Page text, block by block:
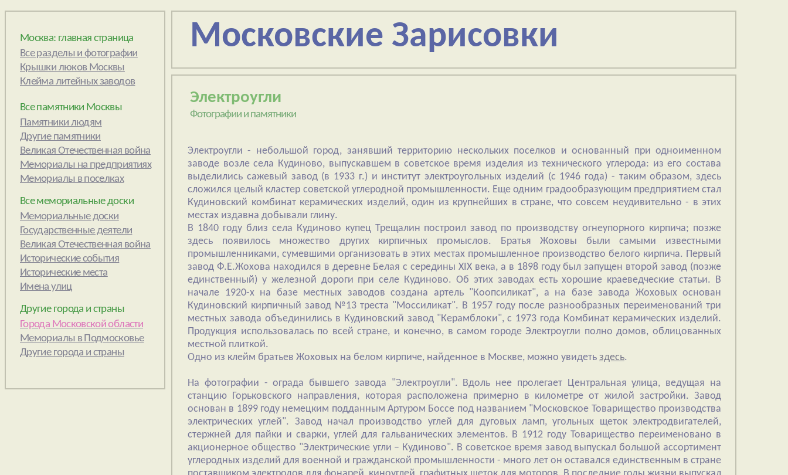
Москва: главная страница
Все памятники Москвы
Все мемориальные доски
Другие города и страны
Московские Зарисовки
Электроугли
Фотографии и памятники
Электроугли - небольшой город, занявший территорию нескольких поселков и основанный при одноименном
заводе возле села Кудиново, выпускавшем в советское время изделия из технического углерода: из его состава
выделились сажевый завод (в 1933 г.) и институт электроугольных изделий (с 1946 года) - таким образом, здесь
сложился целый кластер советской углеродной промышленности. Еще одним градообразующим предприятием стал
Кудиновский комбинат керамических изделий, один из крупнейших в стране, что совсем неудивительно - в этих
местах издавна добывали глину.
В 1840 году близ села Кудиново купец Трещалин построил завод по производству огнеупорного кирпича; позже
здесь появилось множество других кирпичных промыслов. Братья Жоховы были самыми известными
промышленниками, сумевшими организовать в этих местах промышленное производство белого кирпича. Первый
завод Ф.Е.Жохова находился в деревне Белая с середины XIX века, а в 1898 году был запущен второй завод (позже
единственный) у железной дороги при селе Кудиново. Об этих заводах есть хорошие краеведческие статьи. В
начале 1920-х на базе местных заводов создана артель "Коопсиликат", а на базе завода Жоховых основан
Кудиновский кирпичный завод №13 треста "Моссиликат". В 1957 году после разнообразных переименований три
местных завода объединились в Кудиновский завод "Керамблоки", с 1973 года Комбинат керамических изделий.
Продукция использовалась по всей стране, и конечно, в самом городе Электроугли полно домов, облицованных
местной плиткой.
Одно из клейм братьев Жоховых на белом кирпиче, найденное в Москве, можно увидеть здесь.
На фотографии - ограда бывшего завода "Электроугли". Вдоль нее пролегает Центральная улица, ведущая на
станцию Горьковского направления, которая расположена примерно в километре от жилой застройки. Завод
основан в 1899 году немецким подданным Артуром Боссе под названием "Московское Товарищество производства
электрических углей". Завод начал производство углей для дуговых ламп, угольных щеток электродвигателей,
стержней для пайки и сварки, углей для гальванических элементов. В 1912 году Товарищество переименовано в
акционерное общество "Электрические угли – Кудиново". В советское время завод выпускал большой ассортимент
углеродных изделий для военной и гражданской промышленности - много лет он оставался единственным в стране